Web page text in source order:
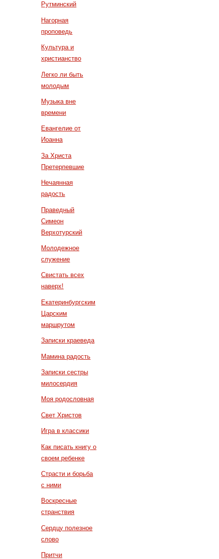
Рутминский
Нагорная
проповедь
Культура и
христианство
Легко ли быть
молодым
Музыка вне
времени
Евангелие от
Иоанна
За Христа
Претерпевшие
Нечаянная
радость
Праведный
Симеон
Верхотурский
Молодежное
служение
Свистать всех
наверх!
Екатеринбургским
Царским
маршрутом
Записки краеведа
Мамина радость
Записки сестры
милосердия
Моя родословная
Свет Христов
Игра в классики
Как писать книгу о
своем ребенке
Страсти и борьба
с ними
Воскресные
странствия
Сердцу полезное
слово
Притчи